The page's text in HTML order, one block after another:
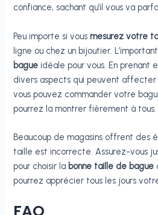
confiance, sachant qu’il vous va
Peu importe si vous mesurez votre
ligne ou chez un bijoutier.
bague idéale pour vous. En prenant
divers aspects qui peuvent affecter
vous pouvez commander votre
pourrez la montrer fièrement à tous.
Beaucoup de magasins offrent des
taille est incorrecte. Assurez-vous
pour choisir la bonne taille de bague
pourrez apprécier tous les jours